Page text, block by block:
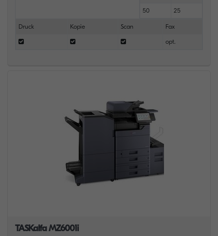
50 25
Druck Kopie Scan Fax
opt.
TASKalfa MZ6001i